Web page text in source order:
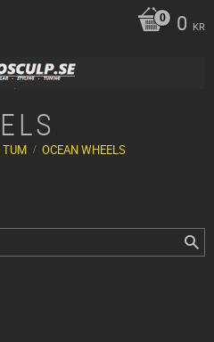
0 KR
TUM OCEAN WHEELS